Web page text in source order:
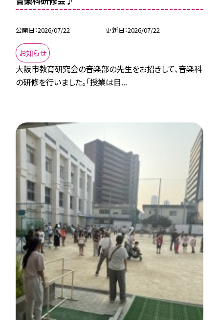
公開日 2026/07/22 更新日 2026/07/22
お知らせ
大阪市教育研究会の音楽部の先生をお招きして、音楽科
の研修を行いました。「授業は目...